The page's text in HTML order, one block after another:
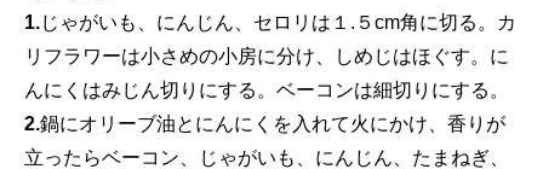
1.じゃがいも、にんじん、セロリは１.５cm角に切る。カ
リフラワーは小さめの小房に分け、しめじはほぐす。に
んにくはみじん切りにする。ベーコンは細切りにする。
2.鍋にオリーブ油とにんにくを入れて火にかけ、香りが
立ったらベーコン、じゃがいも、にんじん、たまねぎ、